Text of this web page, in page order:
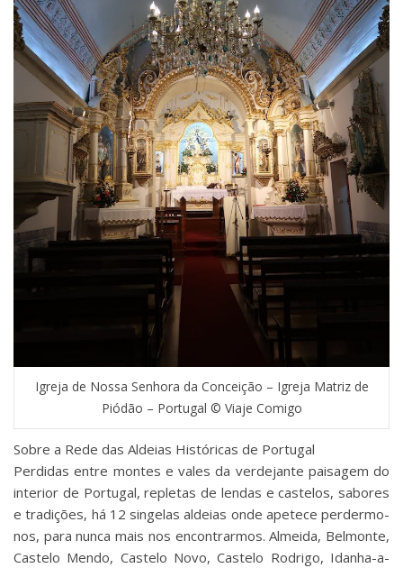
Igreja de Nossa Senhora da Conceição – Igreja Matriz de
Piódão – Portugal © Viaje Comigo
Sobre a Rede das Aldeias Históricas de Portugal
Perdidas entre montes e vales da verdejante paisagem do
interior de Portugal, repletas de lendas e castelos, sabores
e tradições, há 12 singelas aldeias onde apetece perdermo-
nos, para nunca mais nos encontrarmos. Almeida, Belmonte,
Castelo Mendo, Castelo Novo, Castelo Rodrigo, Idanha-a-